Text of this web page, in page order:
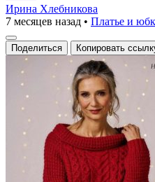
Ирина Хлебникова
7 месяцев назад • Платье и
Поделиться Копировать